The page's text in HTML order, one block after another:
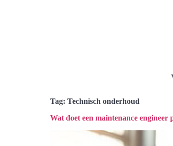
Tag: Technisch onderhoud
Wat doet een maintenance engineer